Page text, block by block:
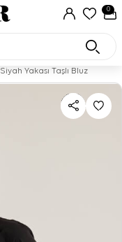
0
Siyah Yakası Taşlı Bluz